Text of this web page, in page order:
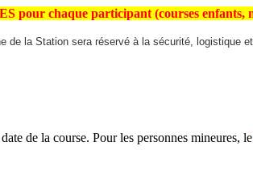
pour chaque participant (courses enfants,
la Station sera réservé à la sécurité, logistique
de la course. Pour les personnes mineures, le